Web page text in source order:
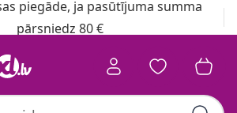
piegāde, ja pasūtījuma summa
pārsniedz 80 €